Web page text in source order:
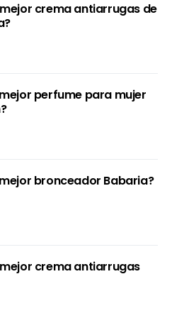
crema antiarrugas de
perfume para mujer
bronceador Babaria?
crema antiarrugas